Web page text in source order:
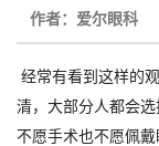
作者：爱尔眼科
经常有看到这样的
清，大部分人都会
不愿手术也不愿佩